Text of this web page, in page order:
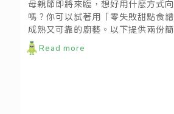
母親節即將來臨，想好用什麼方式
嗎？你可以試著用「零失敗甜點食
成熟又可靠的廚藝。以下提供兩份
食譜，快來發揮你內心潛藏的小當家
Read more